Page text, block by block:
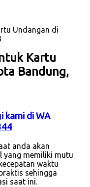
Undangan di
Kartu
Bandung,
kami di WA
anda akan
yang memiliki mutu
waktu
sehingga
saat ini.